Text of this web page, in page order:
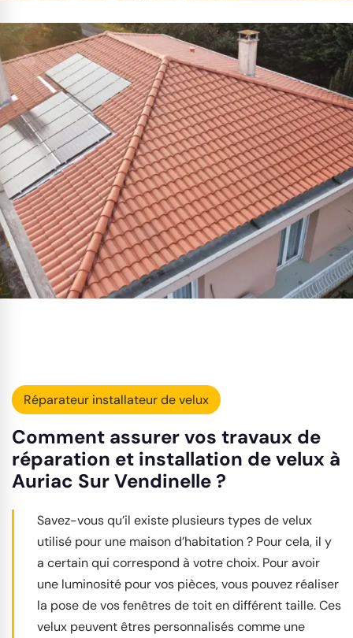
Réparateur installateur de velux
Comment assurer vos travaux de
réparation et installation de velux à
Auriac Sur Vendinelle ?
Savez-vous qu’il existe plusieurs types de velux
utilisé pour une maison d’habitation ? Pour cela, il y
a certain qui correspond à votre choix. Pour avoir
une luminosité pour vos pièces, vous pouvez réaliser
la pose de vos fenêtres de toit en différent taille. Ces
velux peuvent êtres personnalisés comme une